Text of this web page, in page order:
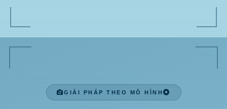
GIẢI PHÁP THEO MÔ HÌNH